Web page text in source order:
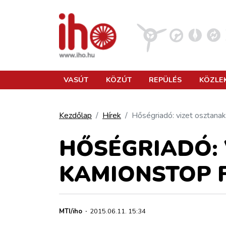
KÖZLEKEDÉSFEJLESZTÉS
ELLÁTÁSI LÁNC
VASÚT KÖZÚT REPÜLÉS
Kezdőlap Hírek Hőségriadó: vizet
KAMIONSTOP
MTI/iho · 2015.06.11. 15:34